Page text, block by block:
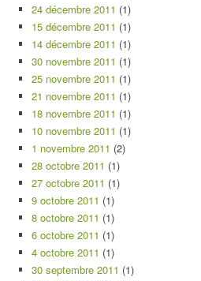
24 décembre 2011 (1)
15 décembre 2011 (1)
14 décembre 2011 (1)
30 novembre 2011 (1)
25 novembre 2011 (1)
21 novembre 2011 (1)
18 novembre 2011 (1)
10 novembre 2011 (1)
1 novembre 2011 (2)
28 octobre 2011 (1)
27 octobre 2011 (1)
9 octobre 2011 (1)
8 octobre 2011 (1)
6 octobre 2011 (1)
4 octobre 2011 (1)
30 septembre 2011 (1)